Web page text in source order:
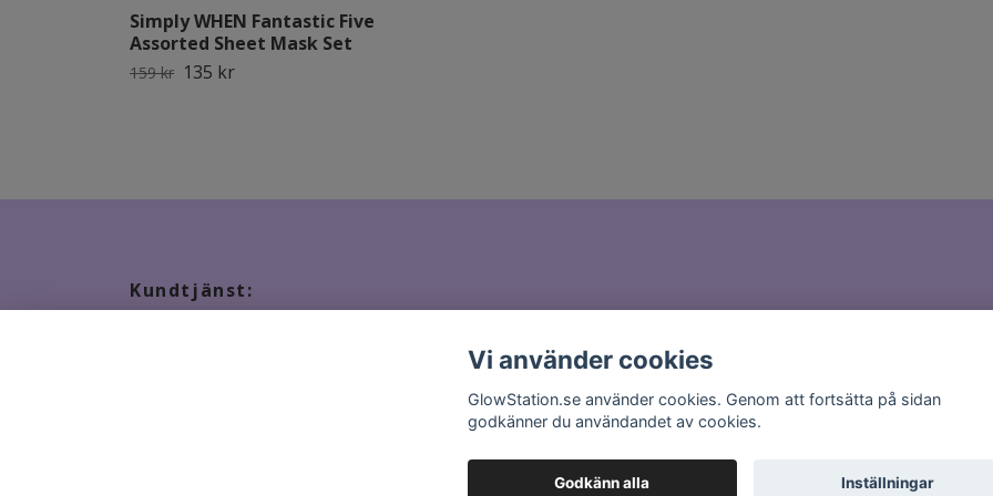
Simply WHEN Fantastic Five
Assorted Sheet Mask Set
159 kr 135 kr
Kundtjänst:
Vi använder cookies
GlowStation.se använder cookies. Genom att fortsätta på sidan
godkänner du användandet av cookies.
Godkänn alla Inställningar